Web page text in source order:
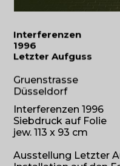
Interferenzen
1996
Letzter Aufguss
Gruenstrasse
Düsseldorf
Interferenzen 1996
Siebdruck auf Folie
jew. 113 x 93 cm
Ausstellung Letzter